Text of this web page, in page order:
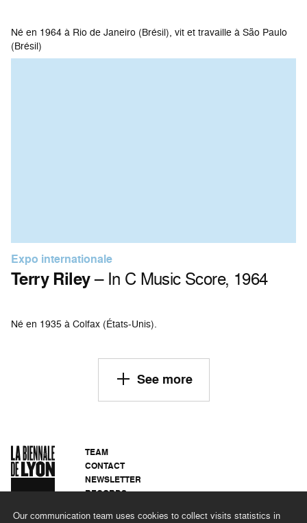
Our communication team uses cookies to collect visits statistics in
Né en 1964 à Rio de Janeiro (Brésil), vit et travaille à São Paulo
(Brésil)
Expo internationale
Terry Riley– In C Music Score, 1964
Né en 1935 à Colfax (États-Unis).
See more
TEAM
CONTACT
NEWSLETTER
RECORDS
LEGAL NOTICES